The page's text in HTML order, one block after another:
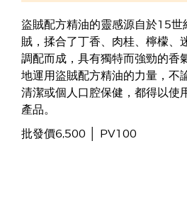
盜賊配方精油的靈感源自於15世
賊，揉合了丁香、肉桂、檸檬、
調配而成，具有獨特而強勁的香
地運用盜賊配方精油的力量，不
清潔或個人口腔保健，都得以使
產品。
批發價6,500 │ PV100